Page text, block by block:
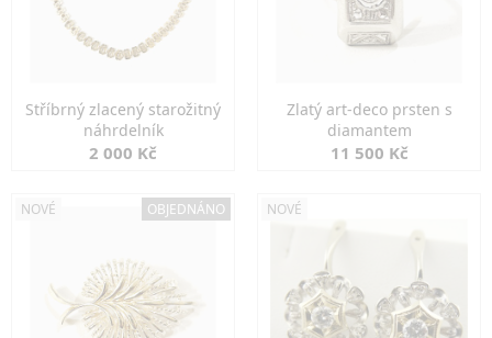
Stříbrný zlacený starožitný
náhrdelník
2 000 Kč
Zlatý art-deco prsten s
diamantem
11 500 Kč
NOVÉ OBJEDNÁNO NOVÉ